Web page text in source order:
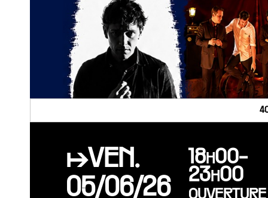
↦VEN.
05/06/26
18h00-
23h00
ouverture